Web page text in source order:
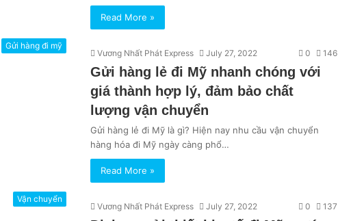
Read More »
Gửi hàng đi mỹ
Vương Nhất Phát Express July 27, 2022 0 146
Gửi hàng lẻ đi Mỹ nhanh chóng với
giá thành hợp lý, đảm bảo chất
lượng vận chuyển
Gửi hàng lẻ đi Mỹ là gì? Hiện nay nhu cầu vận chuyển
hàng hóa đi Mỹ ngày càng phổ…
Read More »
Vận chuyển
Vương Nhất Phát Express July 27, 2022 0 137